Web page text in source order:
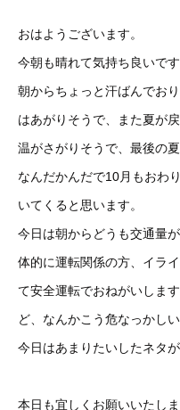
おはようございます。
今朝も晴れて気持ち良いで
朝からちょっと汗ばんでお
はあがりそうで、また夏が
温がさがりそうで、最後の
なんだかんだで10月もおわ
いてくると思います。
今日は朝からどうも交通量
体的に運転関係の方、イラ
て安全運転でおねがいしま
ど、なんかこう危なっかし
今日はあまりたいしたネタ
本日も宜しくお願いいたしま